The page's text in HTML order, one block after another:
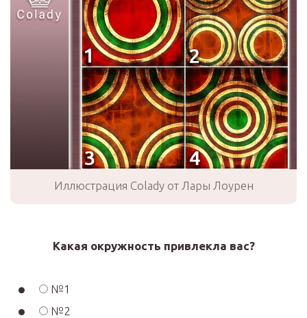
Иллюстрация Colady от Лары Лоурен
Какая окружность привлекла вас?
№1
№2